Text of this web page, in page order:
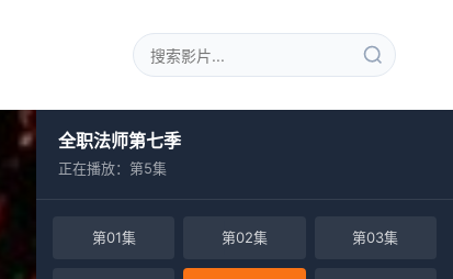
全职法师第七季
正在播放：第5集
第01集 第02集 第03集